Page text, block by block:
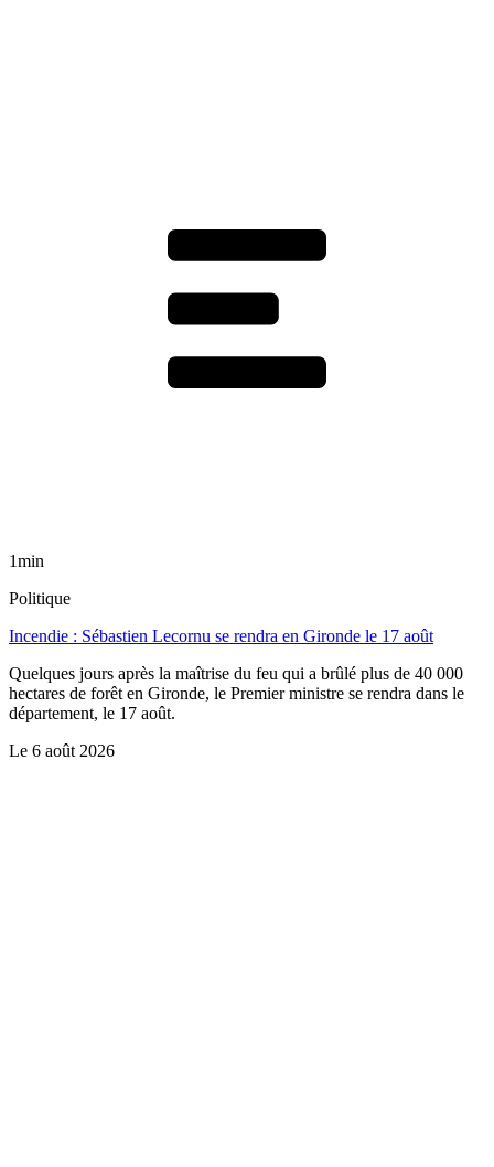
1min
Politique
Incendie : Sébastien Lecornu se rendra en Gironde le 17 août
Quelques jours après la maîtrise du feu qui a brûlé plus de 40 000
hectares de forêt en Gironde, le Premier ministre se rendra dans le
département, le 17 août.
Le 6 août 2026